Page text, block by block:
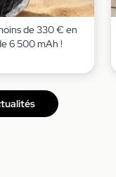
de 330 € en
6 500 mAh !